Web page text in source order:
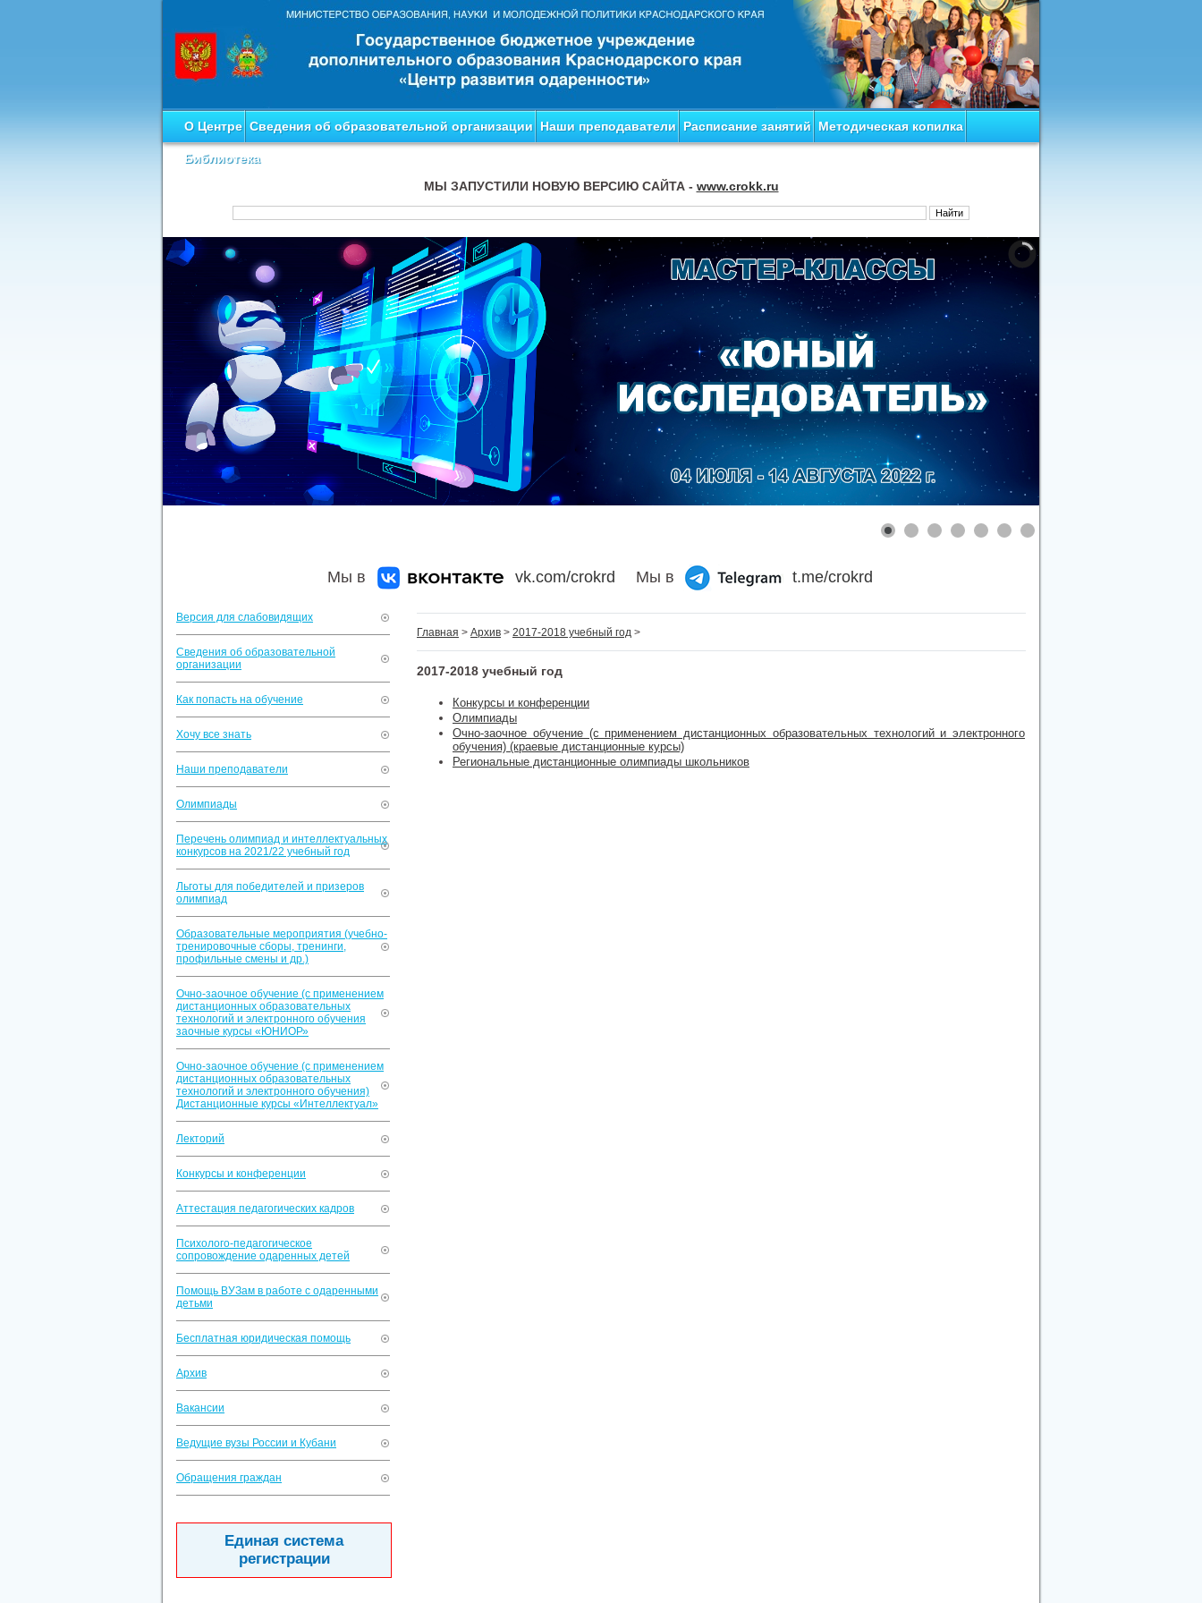
О Центре Сведения об образовательной организации Наши преподаватели Расписание занятий Методическая копилка
Библиотека
МЫ ЗАПУСТИЛИ НОВУЮ ВЕРСИЮ САЙТА - www.crokk.ru
Мы в vk.com/crokrd Мы в t.me/crokrd
Версия для слабовидящих
Сведения об образовательной
организации
Как попасть на обучение
Хочу все знать
Наши преподаватели
Олимпиады
Перечень олимпиад и интеллектуальных
конкурсов на 2021/22 учебный год
Льготы для победителей и призеров
олимпиад
Образовательные мероприятия (учебно-
тренировочные сборы, тренинги,
профильные смены и др.)
Очно-заочное обучение (с применением
дистанционных образовательных
технологий и электронного обучения
заочные курсы «ЮНИОР»
Очно-заочное обучение (с применением
дистанционных образовательных
технологий и электронного обучения)
Дистанционные курсы «Интеллектуал»
Лекторий
Конкурсы и конференции
Аттестация педагогических кадров
Психолого-педагогическое
сопровождение одаренных детей
Помощь ВУЗам в работе с одаренными
детьми
Бесплатная юридическая помощь
Архив
Вакансии
Ведущие вузы России и Кубани
Обращения граждан
Единая система
регистрации
Главная > Архив > 2017-2018 учебный год >
2017-2018 учебный год
Конкурсы и конференции
Олимпиады
Очно-заочное обучение (с применением дистанционных образовательных технологий и электронного
обучения) (краевые дистанционные курсы)
Региональные дистанционные олимпиады школьников